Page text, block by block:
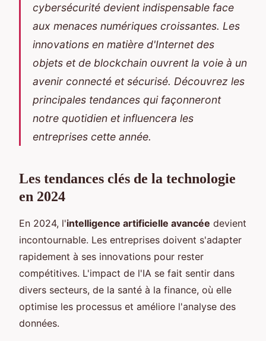
cybersécurité devient indispensable face
aux menaces numériques croissantes. Les
innovations en matière d'Internet des
objets et de blockchain ouvrent la voie à un
avenir connecté et sécurisé. Découvrez les
principales tendances qui façonneront
notre quotidien et influencera les
entreprises cette année.
Les tendances clés de la technologie
en 2024
En 2024, l'intelligence artificielle avancée devient
incontournable. Les entreprises doivent s'adapter
rapidement à ses innovations pour rester
compétitives. L'impact de l'IA se fait sentir dans
divers secteurs, de la santé à la finance, où elle
optimise les processus et améliore l'analyse des
données.